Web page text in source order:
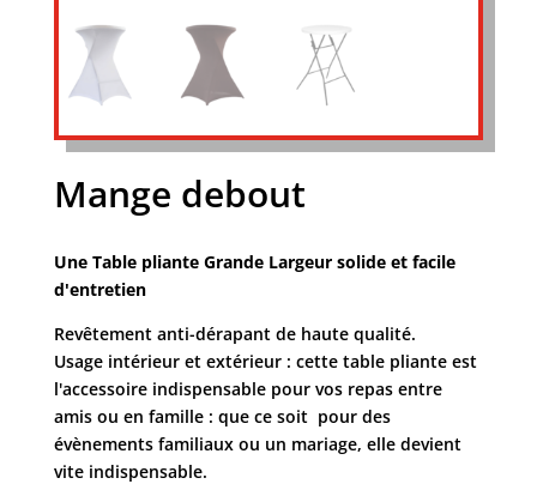
Mange debout
Une Table pliante Grande Largeur solide et facile
d'entretien
Revêtement anti-dérapant de haute qualité.
Usage intérieur et extérieur : cette table pliante est
l'accessoire indispensable pour vos repas entre
amis ou en famille : que ce soit pour des
évènements familiaux ou un mariage, elle devient
vite indispensable.